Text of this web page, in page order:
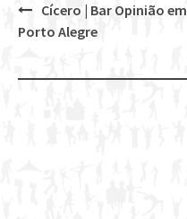
Post
Cícero | Bar Opinião em
Porto Alegre